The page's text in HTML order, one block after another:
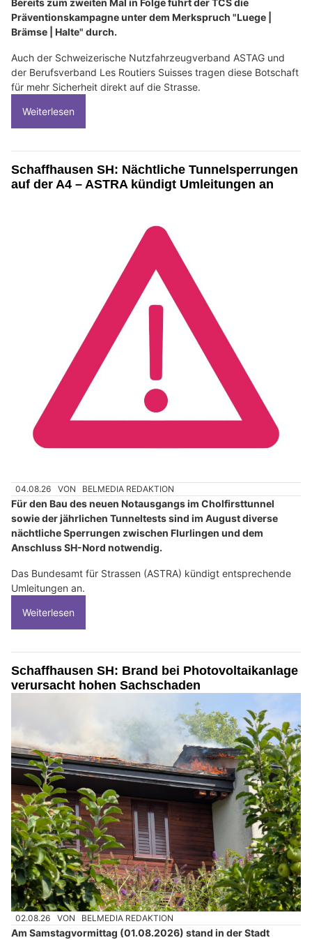
Bereits zum zweiten Mal in Folge führt der TCS die
Präventionskampagne unter dem Merkspruch "Luege |
Brämse | Halte" durch.
Auch der Schweizerische Nutzfahrzeugverband ASTAG und
der Berufsverband Les Routiers Suisses tragen diese Botschaft
für mehr Sicherheit direkt auf die Strasse.
Weiterlesen
Schaffhausen SH: Nächtliche Tunnelsperrungen
auf der A4 – ASTRA kündigt Umleitungen an
04.08.26 VON BELMEDIA REDAKTION
Für den Bau des neuen Notausgangs im Cholfirsttunnel
sowie der jährlichen Tunneltests sind im August diverse
nächtliche Sperrungen zwischen Flurlingen und dem
Anschluss SH-Nord notwendig.
Das Bundesamt für Strassen (ASTRA) kündigt entsprechende
Umleitungen an.
Weiterlesen
Schaffhausen SH: Brand bei Photovoltaikanlage
verursacht hohen Sachschaden
02.08.26 VON BELMEDIA REDAKTION
Am Samstagvormittag (01.08.2026) stand in der Stadt